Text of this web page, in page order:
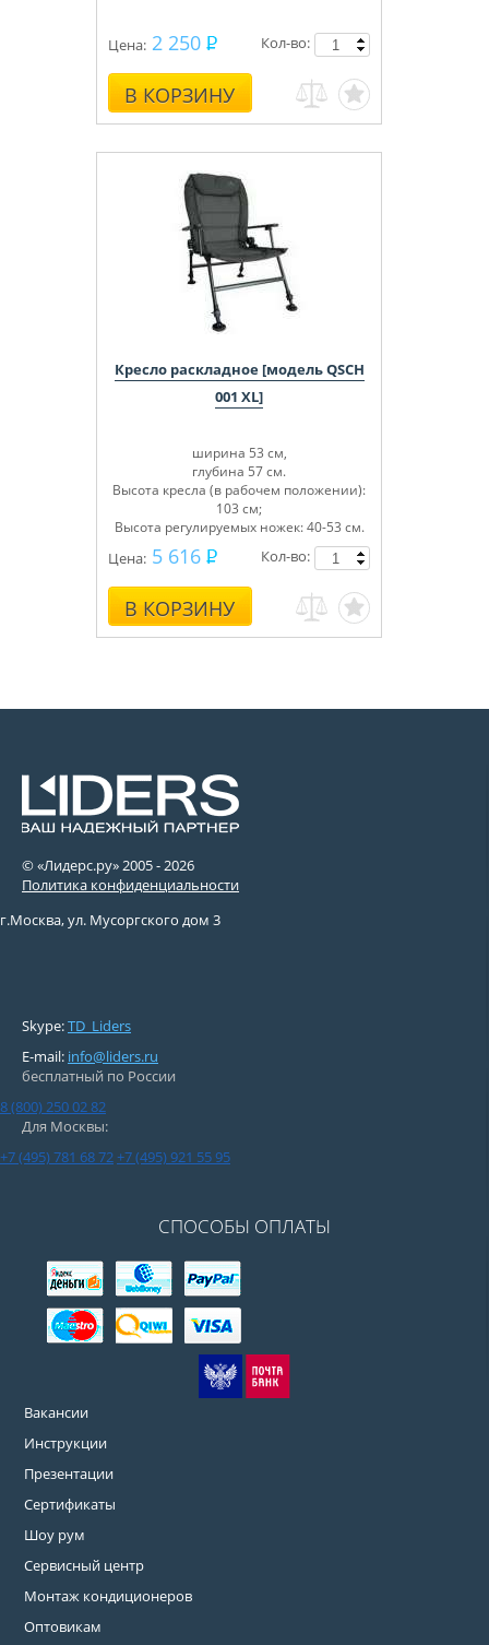
Цена: 2 250
В КОРЗИНУ
Кол-во:
Кресло раскладное [модель QSCH
001 XL]
ширина 53 см,
глубина 57 см.
Высота кресла (в рабочем положении):
103 см;
Высота регулируемых ножек: 40-53 см.
Цена: 5 616
В КОРЗИНУ
Кол-во:
© «Лидерс.ру» 2005 -2026
Политика конфиденциальности
г.Москва, ул. Мусоргского дом 3
Skype:TD_Liders
E-mail: info@liders.ru
бесплатный по России
8 (800) 250 02 82
Для Москвы:
+7 (495) 781 68 72+7 (495) 921 55 95
СПОСОБЫ ОПЛАТЫ
Вакансии
Инструкции
Презентации
Сертификаты
Шоу рум
Сервисный центр
Монтаж кондиционеров
Оптовикам